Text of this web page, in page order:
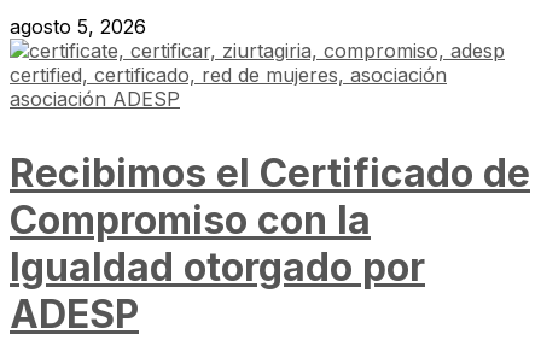
agosto 5, 2026
Recibimos el Certificado de
Compromiso con la
Igualdad otorgado por
ADESP